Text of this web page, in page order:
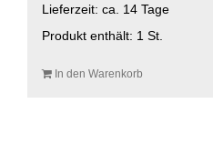
Lieferzeit: ca. 14 Tage
Produkt enthält: 1 St.
In den Warenkorb